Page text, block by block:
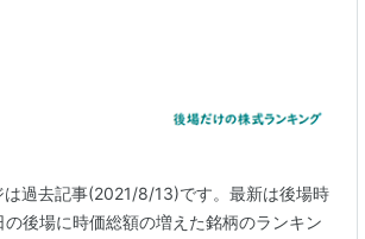
過去記事(2021/8/13)です。最新は後場時
後場に時価総額の増えた銘柄のランキン